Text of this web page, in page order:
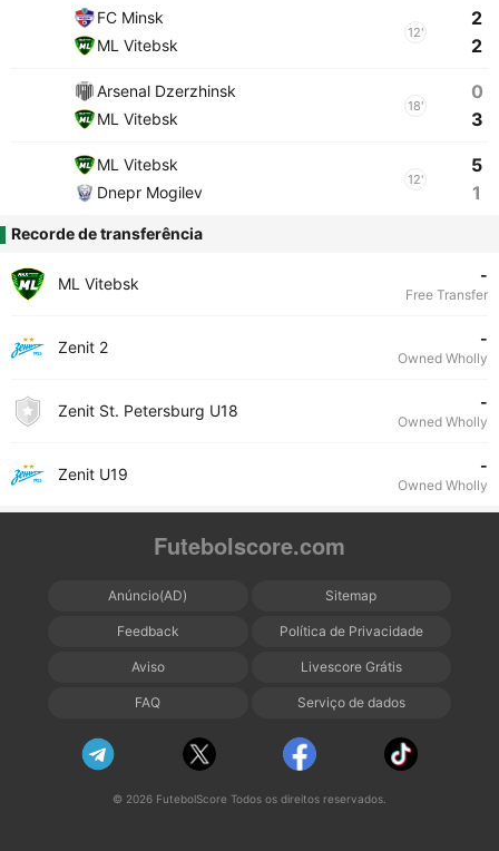
FC Minsk
ML Vitebsk
12'
2
2
Arsenal Dzerzhinsk
ML Vitebsk
18'
0
3
ML Vitebsk
Dnepr Mogilev
12'
5
1
Recorde de transferência
ML Vitebsk -
Free Transfer
Zenit 2 -
Owned Wholly
Zenit St. Petersburg U18 -
Owned Wholly
Zenit U19 -
Owned Wholly
Futebolscore.com
Anúncio(AD) Sitemap
Feedback Política de Privacidade
Aviso Livescore Grátis
FAQ Serviço de dados
© 2026 FutebolScore Todos os direitos reservados.